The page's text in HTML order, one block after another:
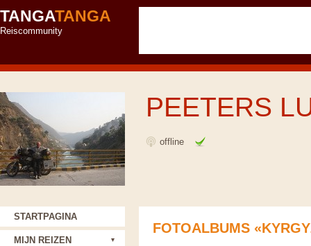
TANGATANGA
Reiscommunity
PEETERS
offline
FOTOALBUMS
STARTPAGINA
MIJN REIZEN